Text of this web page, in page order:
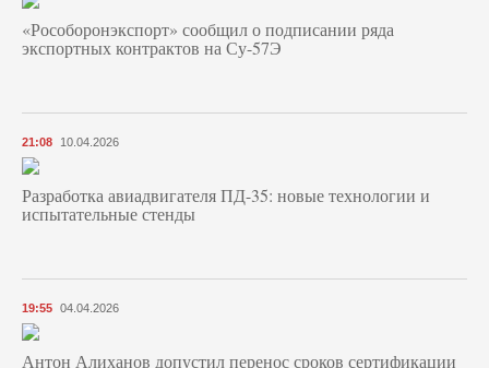
«Рособоронэкспорт» сообщил о подписании ряда
экспортных контрактов на Су-57Э
21:08 10.04.2026
Разработка авиадвигателя ПД-35: новые технологии и
испытательные стенды
19:55 04.04.2026
Антон Алиханов допустил перенос сроков сертификации